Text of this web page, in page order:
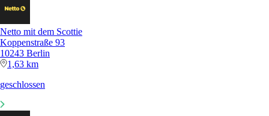
Netto mit dem Scottie
Koppenstraße 93
10243 Berlin
1,63 km
geschlossen